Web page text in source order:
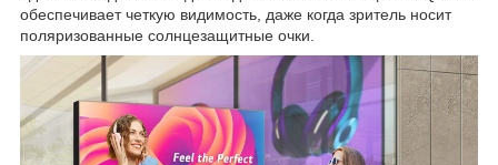
обеспечивает четкую видимость, даже когда зритель носит
поляризованные солнцезащитные очки.